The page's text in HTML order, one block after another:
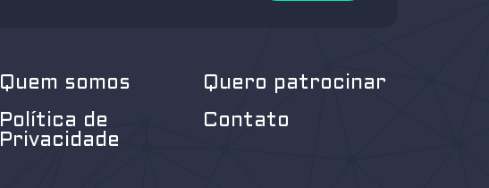
Quem somos
Política de
Privacidade
Quero patrocinar
Contato